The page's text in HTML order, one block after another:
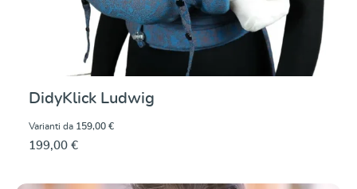
DidyKlick Ludwig
Varianti da 159,00 €
199,00 €